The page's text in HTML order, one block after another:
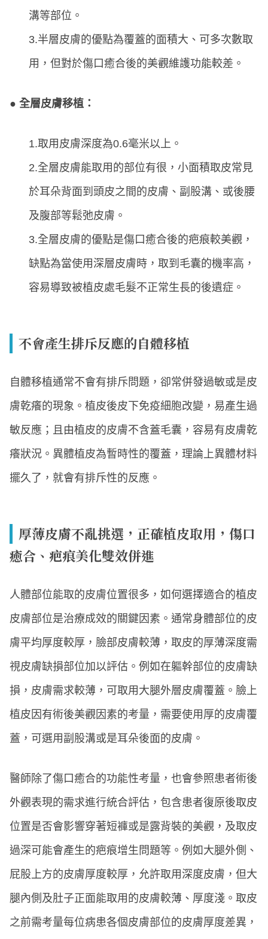
溝等部位。
3.半層皮膚的優點為覆蓋的面積大、可多次數取
用，但對於傷口癒合後的美觀維護功能較差。
● 全層皮膚移植：
1.取用皮膚深度為0.6毫米以上。
2.全層皮膚能取用的部位有很，小面積取皮常見
於耳朵背面到頭皮之間的皮膚、副股溝、或後腰
及腹部等鬆弛皮膚。
3.全層皮膚的優點是傷口癒合後的疤痕較美觀，
缺點為當使用深層皮膚時，取到毛囊的機率高，
容易導致被植皮處毛髮不正常生長的後遺症。
不會產生排斥反應的自體移植
自體移植通常不會有排斥問題，卻常併發過敏或是皮
膚乾癢的現象。植皮後皮下免疫細胞改變，易產生過
敏反應；且由植皮的皮膚不含蓋毛囊，容易有皮膚乾
癢狀況。異體植皮為暫時性的覆蓋，理論上異體材料
擺久了，就會有排斥性的反應。
厚薄皮膚不亂挑選，正確植皮取用，傷口
癒合、疤痕美化雙效併進
人體部位能取的皮膚位置很多，如何選擇適合的植皮
皮膚部位是治療成效的關鍵因素。通常身體部位的皮
膚平均厚度較厚，臉部皮膚較薄，取皮的厚薄深度需
視皮膚缺損部位加以評估。例如在軀幹部位的皮膚缺
損，皮膚需求較薄，可取用大腿外層皮膚覆蓋。臉上
植皮因有術後美觀因素的考量，需要使用厚的皮膚覆
蓋，可選用副股溝或是耳朵後面的皮膚。
醫師除了傷口癒合的功能性考量，也會參照患者術後
外觀表現的需求進行統合評估，包含患者復原後取皮
位置是否會影響穿著短褲或是露背裝的美觀，及取皮
過深可能會產生的疤痕增生問題等。例如大腿外側、
屁股上方的皮膚厚度較厚，允許取用深度皮膚，但大
腿內側及肚子正面能取用的皮膚較薄、厚度淺。取皮
之前需考量每位病患各個皮膚部位的皮膚厚度差異，